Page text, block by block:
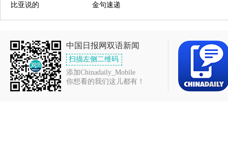
比亚说的
金句速递
中国日报网双语新闻
扫描左侧二维码
添加Chinadaily_Mobile
你想看的我们这儿都有！